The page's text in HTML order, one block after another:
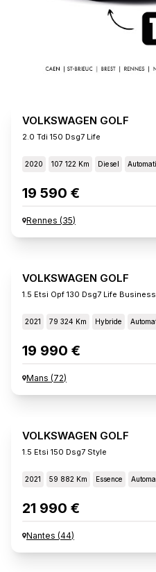
VOLKSWAGEN GOLF
2.0 Tdi 150 Dsg7 Life
2020 107 122 Km Diesel
19 590 €
Rennes (35)
VOLKSWAGEN GOLF
1.5 Etsi Opf 130 Dsg7 Life Business
2021 79 324 Km Hybride
19 990 €
Mans (72)
VOLKSWAGEN GOLF
1.5 Etsi 150 Dsg7 Style
2021 59 882 Km Essence
21 990 €
Nantes (44)